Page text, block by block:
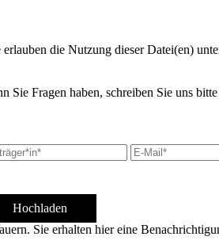
die Nutzung dieser Datei(en)
Sie Fragen haben, schreiben Sie uns
Hochladen
Sie erhalten hier eine